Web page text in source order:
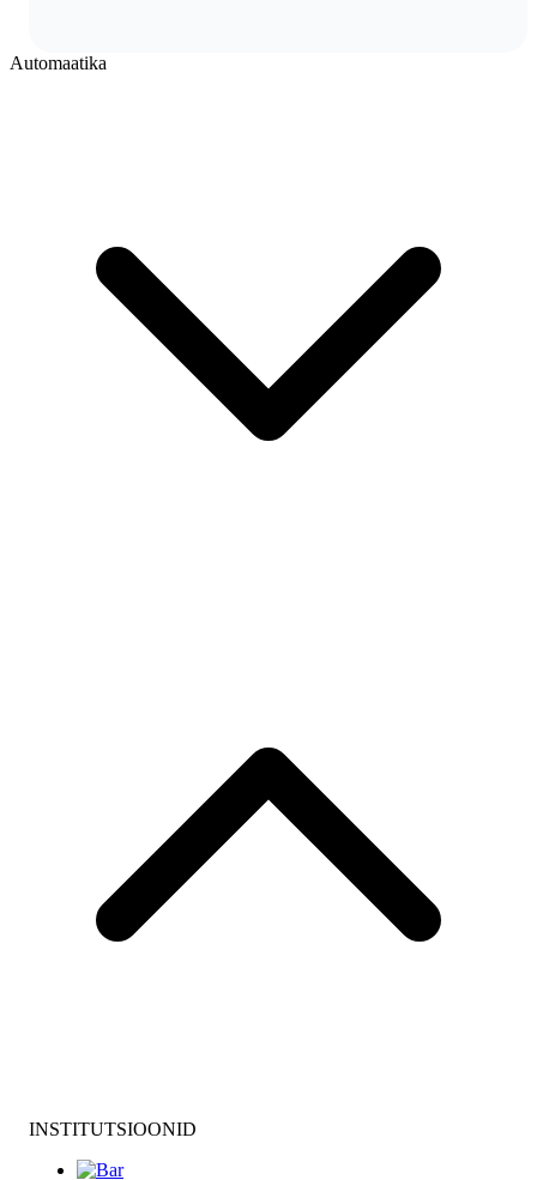
Automaatika
INSTITUTSIOONID